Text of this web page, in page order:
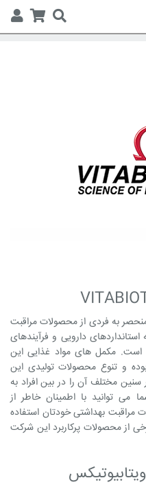
به فردی از محصولات مراقبت
استانداردهای دارویی و فرآیندهای
کرده است. مکمل های مواد غذایی این
و تنوع محصولات تولیدی این
مختلف آن را در بین افراد به
توانید با اطمینان خاطر از
بهداشتی خودتان استفاده
از محصولات پرکاربرد این شرکت